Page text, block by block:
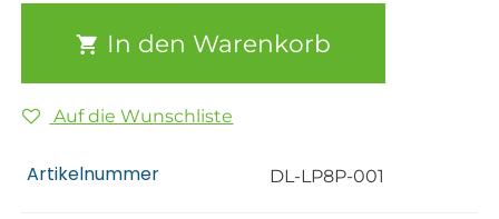
In den Warenkorb
Auf die Wunschliste
Artikelnummer DL-LP8P-001